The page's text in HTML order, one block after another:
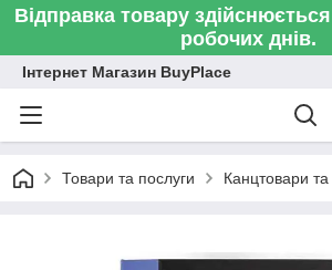
Відправка товару
робочих днів.
Інтернет Магазин BuyPlace
Товари та послуги Канцтовари та